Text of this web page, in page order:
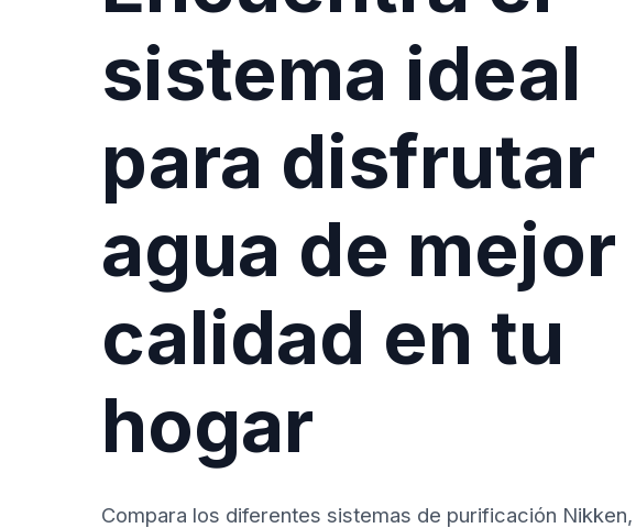
sistema ideal
para disfrutar
agua de mejor
calidad en tu
hogar
Compara los diferentes sistemas de purificación Nikken,